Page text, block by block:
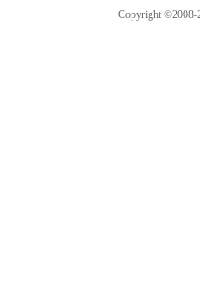
Copyright